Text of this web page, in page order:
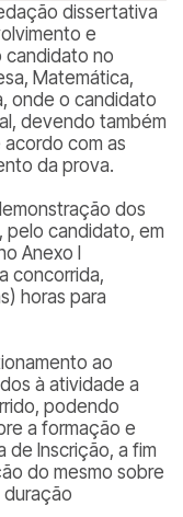
dissertativa
e
candidato no
Matemática,
onde o candidato
devendo também
com as
da prova.
dos
pelo candidato, em
Anexo I
concorrida,
horas para
ao
à atividade a
podendo
a formação e
de Inscrição, a fim
do mesmo sobre
duração